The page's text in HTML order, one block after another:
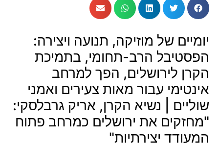
יומיים של מוזיקה, תנועה ויצירה:
הפסטיבל הרב-תחומי, בתמיכת
הקרן לירושלים, הפך למרחב
אינטימי עבור מאות צעירים ואמני
שוליים | נשיא הקרן, אריק גרבלסקי:
"מחזקים את ירושלים כמרחב פתוח
המעודד יצירתיות"